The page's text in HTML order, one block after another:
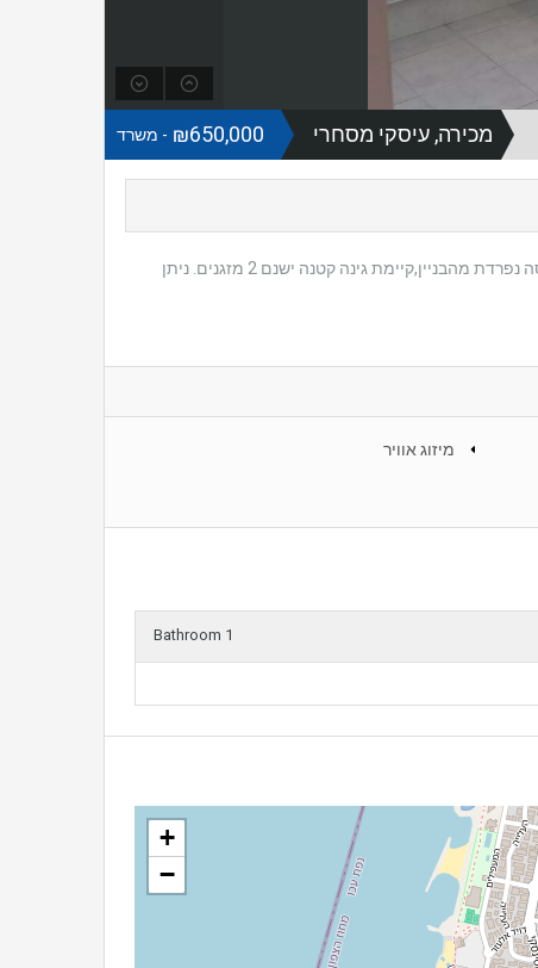
מכירה, עיסקי מסחרי ₪650,000 - משרד
דירת סטודיו חדר וחצי, במצב מעולה במרכז העיר, קרובה להכל ! מעולה להשקעה.. כניסה נפרדת מהבניין,קיימת גינה קטנה ישנם 2 מזגנים. ניתן
מיזוג אוויר
1 Bathroom
+
−